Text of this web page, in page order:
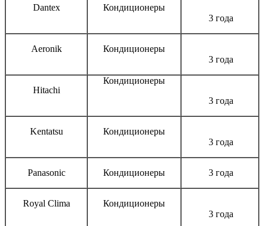
Dantex
Кондиционеры
3 года
Aeronik
Кондиционеры
3 года
Hitachi
Кондиционеры
3 года
Kentatsu
Кондиционеры
3 года
Panasonic Кондиционеры 3 года
Royal Clima
Кондиционеры
3 года